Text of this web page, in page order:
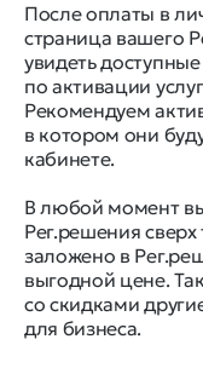
После оплаты в
страница вашего
увидеть
по активации
Рекомендуем
в котором они
кабинете.
В любой момент
Рег.решения сверх
заложено в
выгодной цене.
со скидками
для бизнеса.